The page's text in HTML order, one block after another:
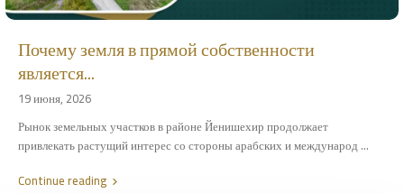
Почему земля в прямой собственности
является...
19 июня, 2026
Рынок земельных участков в районе Йенишехир продолжает
привлекать растущий интерес со стороны арабских и международ...
Continue reading